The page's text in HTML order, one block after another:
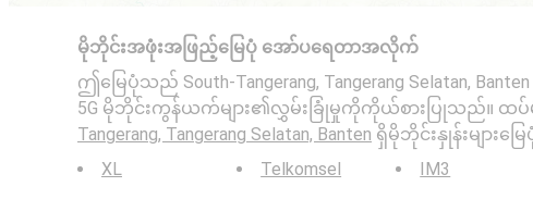
မိုဘိုင်းအဖုံးအဖြည့်မြေပုံ အော်ပရေတာအလိုက်
ဤမြေပုံသည် South-Tangerang, Tangerang Selatan, Banten
5G မိုဘိုင်းကွန်ယက်များ၏လွှမ်းခြုံမှုကိုကိုယ်စားပြုသည်။ ထပ်
Tangerang, Tangerang Selatan, Banten ရှိမိုဘိုင်းနှုန်းများမြေ
XL
Telkomsel IM3